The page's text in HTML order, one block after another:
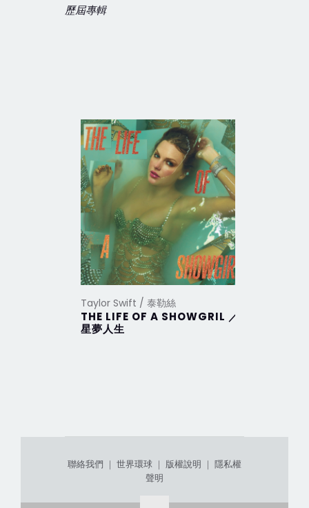
歷屆專輯
Taylor Swift / 泰勒絲
THE LIFE OF A SHOWGRIL ／
星夢人生
聯絡我們 ｜ 世界環球 ｜ 版權說明 ｜ 隱私權
聲明